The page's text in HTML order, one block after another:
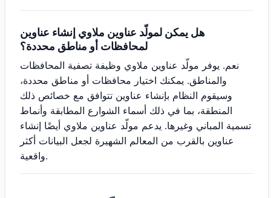
هل يمكن لمولّد عناوين ملاوي إنشاء عناوين
لمحافظات أو مناطق محددة؟
نعم. يوفر مولّد عناوين ملاوي وظيفة تصفية المحافظات
والمناطق. يمكنك اختيار محافظات أو مناطق محددة،
وسيقوم النظام بإنشاء عناوين تتوافق مع خصائص ذلك
المنطقة، بما في ذلك أسماء الشوارع المطابقة وأنماط
تسمية المباني وغيرها. يدعم مولّد عناوين ملاوي أيضًا إنشاء
عناوين بالقرب من المعالم الشهيرة لجعل البيانات أكثر
واقعية.